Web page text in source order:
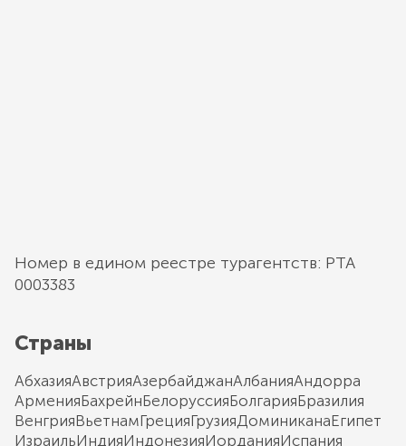
Номер в едином реестре турагентств: РТА
0003383
Страны
АбхазияАвстрияАзербайджанАлбанияАндорра
АрменияБахрейнБелоруссияБолгарияБразилия
ВенгрияВьетнамГрецияГрузияДоминиканаЕгипет
ИзраильИндияИндонезияИорданияИспания